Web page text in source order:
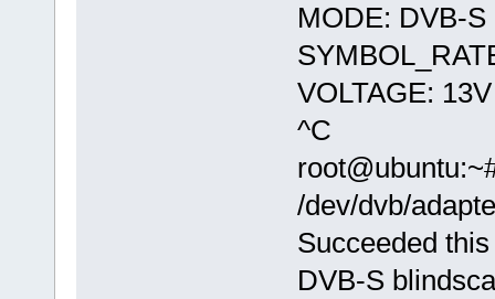
MODE: DVB-
VOLTAGE:
^C
/dev/dvb/
Succeeded
DVB-S